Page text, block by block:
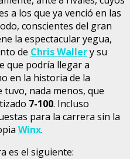
a los que ya venció en las
conscientes del gran
la espectacular yegua,
de Chris Wallery su
que podría llegar a
en la historia de la
nada menos, que
7-100. Incluso
para la carrera sin la
Winx.
es el siguiente: